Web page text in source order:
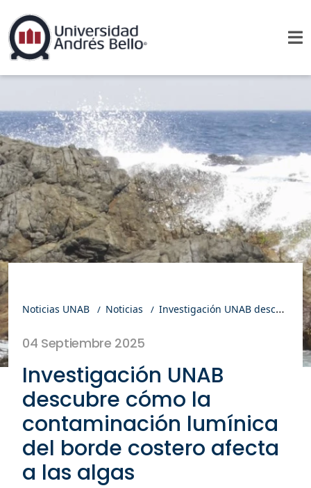
Noticias UNAB Noticias Investigación UNAB descubre cómo la contaminación lumínica del borde costero afecta a las algas
04 Septiembre 2025
Investigación UNAB
descubre cómo la
contaminación lumínica
del borde costero afecta
a las algas